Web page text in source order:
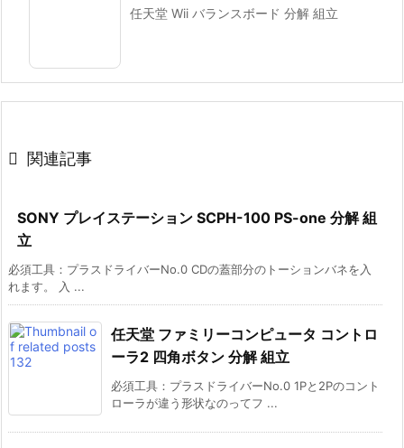
任天堂 Wii バランスボード 分解 組立
 関連記事
SONY プレイステーション SCPH-100 PS-one 分解 組
立
必須工具：プラスドライバーNo.0 CDの蓋部分のトーションバネを入
れます。 入 ...
任天堂 ファミリーコンピュータ コントロ
ーラ2 四角ボタン 分解 組立
必須工具：プラスドライバーNo.0 1Pと2Pのコント
ローラが違う形状なのってフ ...